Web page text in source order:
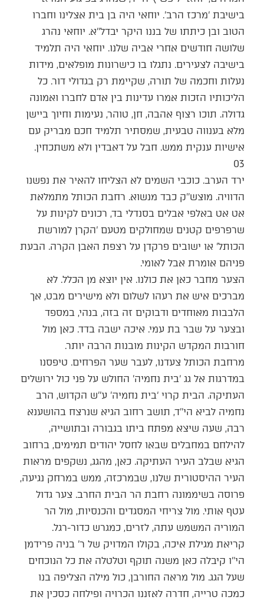
בישיבת ‘מרכז הרב’. יוחאי היה בן בית אצלינו וחברו
הטוב ובן כיתתו של בננו היקר יבדל’’א. יוחאי נהרג
שלושה חודשים אחרי אביה שלנו. יוחאי היה תלמיד
בישיבה לצעירים. נתגלו בו כישרונות מופלאים, מידות
נעלות וחכמה של תורה, שקיימת רק בגדולי דור. כל
הליכותיו הזכות אמרו עדינות בין אדם לחברו ואמונה
גדולה. תוכו רצוף אהבה, חן, טוהר, נעימות וחיוך ביישן
מלא בענווה טבעית, שמסתיר תלמיד חכם מבריק עם
אישיות ענקית ממש. חבל על דאבדין ולא משתכחין.
03
ירד הערב. כוכבי השמים לא הצליחו להאיר את נפשנו
הדוויה. מוצש’’ק כבד מנשוא. רחבת הכותל מתמלאת
אט אט באלפי אבלים בסנדלי בד, רכונים לקינות על
שרפרפים קטנים שמחולקים מטעם ‘הקרן למורשת
הכותל’ או ישובים פרקדן על רצפת האבן הקרה. הבעת
פניהם אומרת אבל לאומי.
הצער מחבר כאן את כולנו. אין יוצא מן הכלל. לא
מברכים איש את רעהו לשלום ולא מישירים מבט, אך
הלבבות מאוחדים ודבוקים זה בזה, בנהי, במספד
ובצער על שבר בת עמי. איכה ישבה בדד. כאן מול
חורבות המקדש הקינות מובנות הרבה יותר.
מרחבת הכותל צעדנו, לעבר שער הפרחים. טיפסנו
במדרגות אל גג ‘בית נחמיה’ החולש על פני כול ירושלים
העתיקה. הבית קרוי ‘בית נחמיה’ ע’’ש הקדוש, הרב
נחמיה לביא הי’’ד, תושב רחוב הגיא שנרצח בהושענא
רבה, שעה שיצא מפתח ביתו בגבורה ובתושייה,
להילחם במחבלים שבאו לחסל יהודים תמימים, ברחוב
הגיא שבלב העיר העתיקה. כאן, מהגג, נשקפים מראות
העיר ההיסטורית שלנו, שבמרכזה, ממש במרחק נגיעה,
פרוסה בשיממונה רחבת הר הבית החרב. צער גדול
עטף אותי. מול צריחי המסגדים והכנסיות, מול הר
המוריה המשמש עתה, לזרים, כמגרש כדור-רגל.
קריאת מגילת איכה, בקולו המדויק של ר’ בניה פרידמן
הי’’ו קיבלה כאן משנה תוקף וטלטלה את כל הנוכחים
שעל הגג. מול מראה החורבן, כול מילה הצליפה בנו
כמכה טרייה, חדרה לאזננו הכרויה ופילחה כסכין את